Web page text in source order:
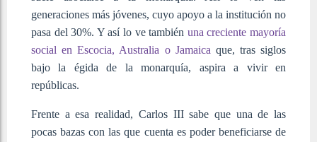
generaciones más jóvenes, cuyo apoyo a la institución no
pasa del 30%. Y así lo ve también una creciente mayoría
social en Escocia, Australia o Jamaica que, tras siglos
bajo la égida de la monarquía, aspira a vivir en
repúblicas.
Frente a esa realidad, Carlos III sabe que una de las
pocas bazas con las que cuenta es poder beneficiarse de